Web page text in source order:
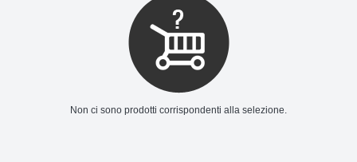
Igienizzanti
Non ci sono prodotti corrispondenti alla selezione.